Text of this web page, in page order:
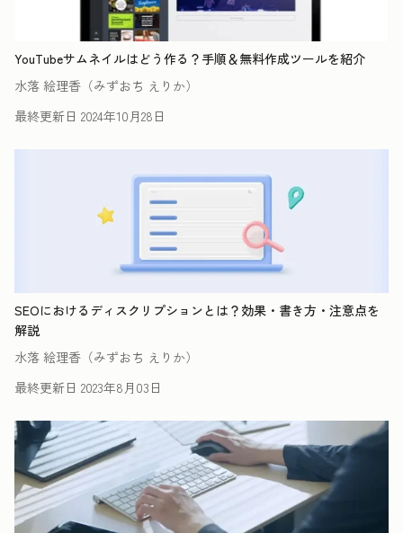
YouTubeサムネイルはどう作る？手順＆無料作成ツールを紹介
水落 絵理香（みずおち えりか）
最終更新日 2024年10月28日
SEOにおけるディスクリプションとは？効果・書き方・注意点を
解説
水落 絵理香（みずおち えりか）
最終更新日 2023年8月03日